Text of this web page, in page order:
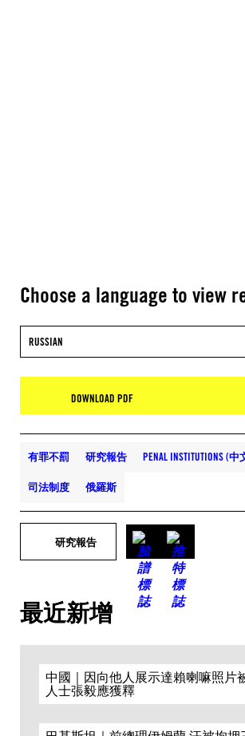
Choose a language to view
RUSSIAN
DOWNLOAD PDF
有罪不罰 研究報告 PENAL INSTITUTIONS (中
司法制度 俄羅斯
研究報告
最近新增
中國｜因向他人展示達賴喇嘛照片
人士張毅應獲釋